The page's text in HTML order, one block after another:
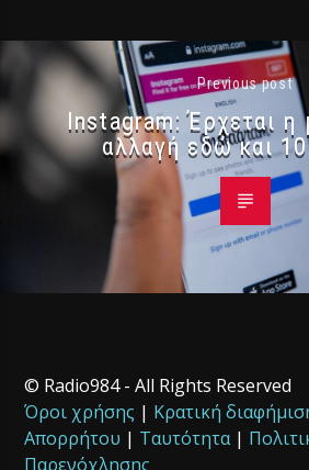
Previous post
Instagram: Έρχεται η
αλλαγή εδώ και
© Radio984 - All Rights Reserved
Όροι χρήσης | Κρατική
Απορρήτου | Ταυτότητα|
Παρενόχλησης